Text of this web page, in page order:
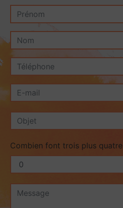
Combien font trois plus quatre